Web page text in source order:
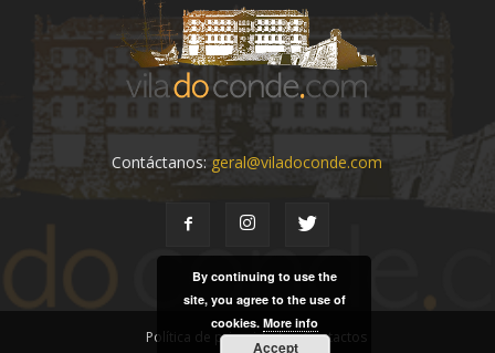
Contáctanos:geral@viladoconde.com
Política de privacidad Contactos
By continuing to use the
site, you agree to the use of
cookies. More info
Accept